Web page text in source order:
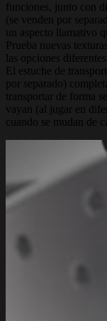
funciones, junto con
(se venden por
un aspecto llamativo
Prueba nuevas
las opciones
El estuche de
por separado)
transportar de forma
vayan (al jugar en
cuando se mudan de